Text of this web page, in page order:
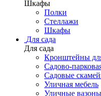
Шкафы
Полки
Стеллажи
Шкафы
Для сада
Для сада
Кронштейны
Садово-
Садовые
Уличная мебель
Уличные вазоны